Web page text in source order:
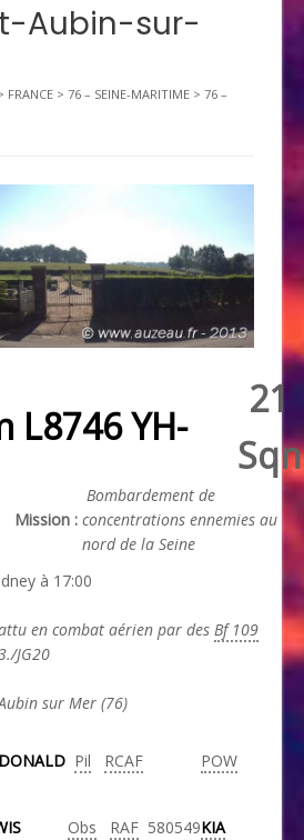
Aubin-sur-
FRANCE > 76 – SEINE-MARITIME > 76 –
L8746 YH-
21
Sqn
Mission :
Bombardement de
concentrations ennemies au
nord de la Seine
à 17:00
en combat aérien par des Bf 109
JG20
sur Mer (76)
Pil RCAF POW
Obs RAF 580549KIA